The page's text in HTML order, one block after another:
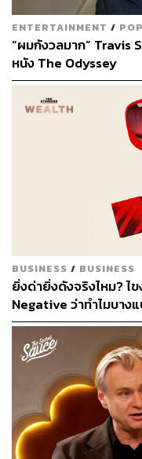
ขยายภาพให้เราได้สัมผั
ต้องแบกรับ และเสริมใ
น่าสนใจ จนทำให้เราอ
จบ แม้ว่าเราจะทราบอ
อีกหนึ่งประเด็นสำคัญที่
มีมิติน่าสนใจมากๆ นั่น
ให้เราเห็นถึงความเชื่
การงานของตัวเองมา
มุมของ ‘ความหลงใหล’
มีต่อบาสเกตบอลอีกด้วย
ENTERTAINMENT / POP
“ผมกังวลมาก” Travis
หนัง The Odyssey
BUSINESS / BUSINESS
ยิ่งด่ายิ่งดังจริงไหม? ไ
Negative ว่าทำไมบา
เจ็บตัว